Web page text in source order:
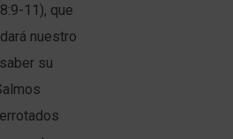
11), que
nuestro
su